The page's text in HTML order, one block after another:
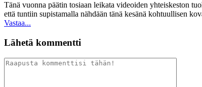
Tänä vuonna päätin tosiaan leikata videoiden yhteiskeston
että tuntiin supistamalla nähdään tänä kesänä kohtuullisen
Vastaa...
Lähetä kommentti